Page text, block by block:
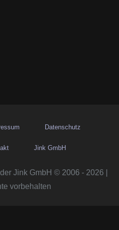
Datenschutz
Jink GmbH
Jink GmbH © 2006 - 2026 |
vorbehalten